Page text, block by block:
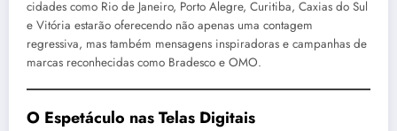
cidades como Rio de Janeiro, Porto Alegre, Curitiba, Caxias do Sul
e Vitória estarão oferecendo não apenas uma contagem
regressiva, mas também mensagens inspiradoras e campanhas de
marcas reconhecidas como Bradesco e OMO.
O Espetáculo nas Telas Digitais